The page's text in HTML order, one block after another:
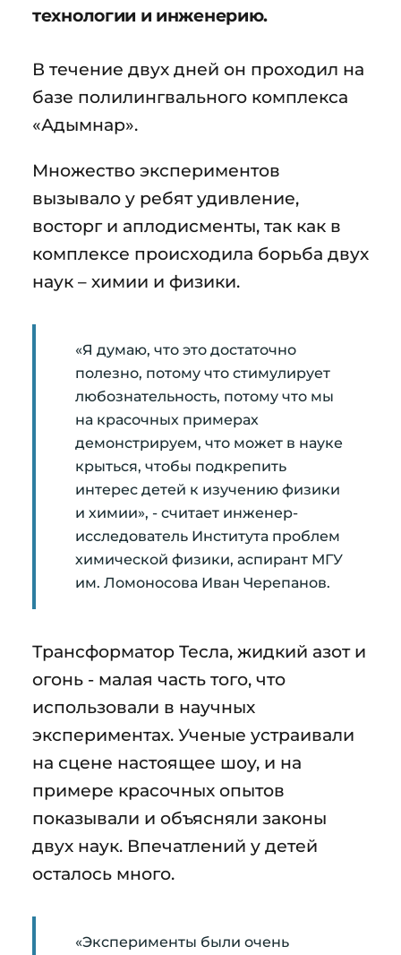
технологии и инженерию.
В течение двух дней он проходил на
базе полилингвального комплекса
«Адымнар».
Множество экспериментов
вызывало у ребят удивление,
восторг и аплодисменты, так как в
комплексе происходила борьба двух
наук – химии и физики.
«Я думаю, что это достаточно
полезно, потому что стимулирует
любознательность, потому что мы
на красочных примерах
демонстрируем, что может в науке
крыться, чтобы подкрепить
интерес детей к изучению физики
и химии», - считает инженер-
исследователь Института проблем
химической физики, аспирант МГУ
им. Ломоносова Иван Черепанов.
Трансформатор Тесла, жидкий азот и
огонь - малая часть того, что
использовали в научных
экспериментах. Ученые устраивали
на сцене настоящее шоу, и на
примере красочных опытов
показывали и объясняли законы
двух наук. Впечатлений у детей
осталось много.
«Эксперименты были очень